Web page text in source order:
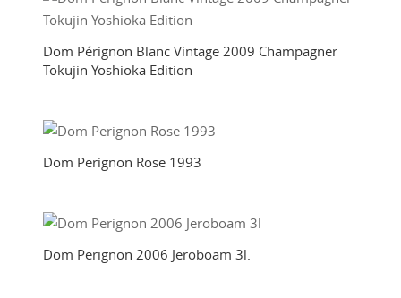
Dom Pérignon Blanc Vintage 2009 Champagner
Tokujin Yoshioka Edition
Dom Perignon Rose 1993
Dom Perignon 2006 Jeroboam 3l.